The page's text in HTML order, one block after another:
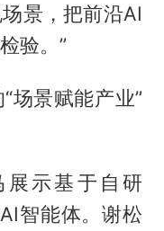
景，把前沿AI
验。”
场景赋能产业”
示基于自研
智能体。谢松